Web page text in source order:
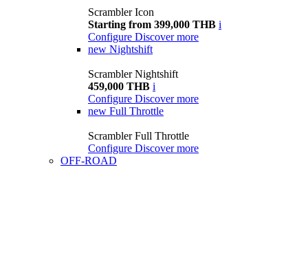
Scrambler Icon
Starting from 399,000 THB i
Configure Discover more
new Nightshift
Scrambler Nightshift
459,000 THB i
Configure Discover more
new Full Throttle
Scrambler Full Throttle
Configure Discover more
OFF-ROAD